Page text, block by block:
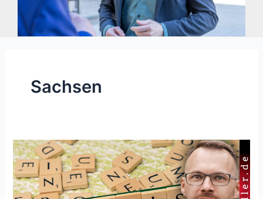
Sachsen